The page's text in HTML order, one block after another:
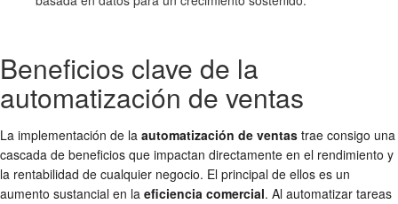
Beneficios clave de la
automatización de ventas
La implementación de la automatización de ventas trae consigo una
cascada de beneficios que impactan directamente en el rendimiento y
la rentabilidad de cualquier negocio. El principal de ellos es un
aumento sustancial en la eficiencia comercial. Al automatizar tareas